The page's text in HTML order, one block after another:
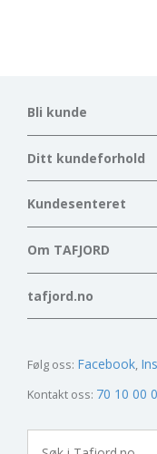
Bli kunde
Ditt kundeforhold
Kundesenteret
Om TAFJORD
tafjord.no
Følg oss: Facebook
Kontakt oss: 70 10 00